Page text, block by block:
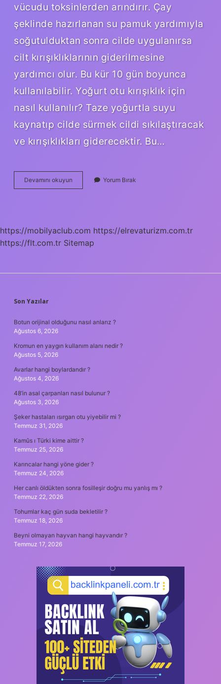
vücudu toksinlerden arındırır. Çay
şeklinde hazırlanan su pamuk yardımıyla
soğutulduktan sonra cilde uygulanırsa
cilt kırışıklıklarının giderilmesine
yardımcı olur. Bu kür 10 gün boyunca
kullanılabilir. Yoğurt otu kırışıklık için
nasıl kullanılır? Taze yoğurtla suyu
kaynatıp cilde sürmek cildi sıkılaştıracak
ve kırışıklıkları giderecektir. Bu…
Devamını okuyun
Otu
Yorum Bırak
https://mobilyaclub.com https://elrevaturizm.com.tr
https://flt.com.tr Sitemap
SIDEBAR
Son Yazılar
Botun orijinal olduğunu nasıl anlarız ?
Ağustos 6, 2026
Kromun en yaygın kullanım alanı nedir ?
Ağustos 5, 2026
Avarlar hangi boylardandır ?
Ağustos 4, 2026
48’in asal çarpanları nasıl bulunur ?
Ağustos 3, 2026
Şeker hastaları ısırgan otu yiyebilir mi ?
Temmuz 31, 2026
Kamûs ı Türki kime aittir ?
Temmuz 25, 2026
Karıncalar hangi yöne gider ?
Temmuz 24, 2026
Her canlı öldükten sonra fosilleşir doğru mu yanlış mı ?
Temmuz 22, 2026
Tohumlar kaç gün suda bekletilir ?
Temmuz 18, 2026
Beyni olmayan hayvan hangi hayvandır ?
Temmuz 17, 2026